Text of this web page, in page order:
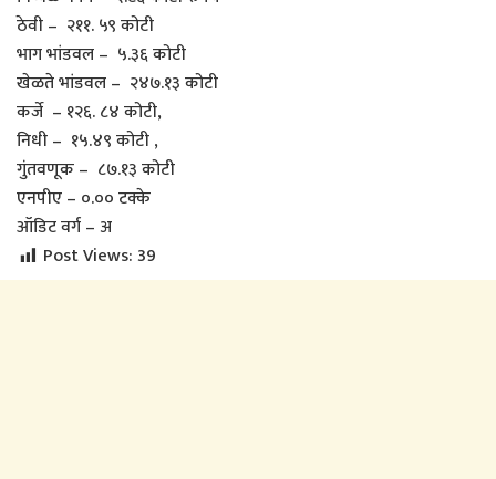
ठेवी – २११. ५९ कोटी
भाग भांडवल – ५.३६ कोटी
खेळते भांडवल – २४७.१३ कोटी
कर्जे – १२६. ८४ कोटी,
निधी – १५.४९ कोटी ,
गुंतवणूक – ८७.१३ कोटी
एनपीए – ०.०० टक्के
ऑडिट वर्ग – अ
Post Views:39